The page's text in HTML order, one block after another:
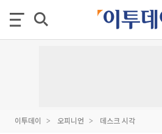
이투데이 오피니언 데스크 시각